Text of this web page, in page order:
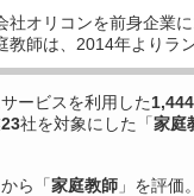
社オリコンを前身企業
師は、2014年よりラ
ービスを利用した1,444
23社を対象にした「家庭
ら「家庭教師 」を評価